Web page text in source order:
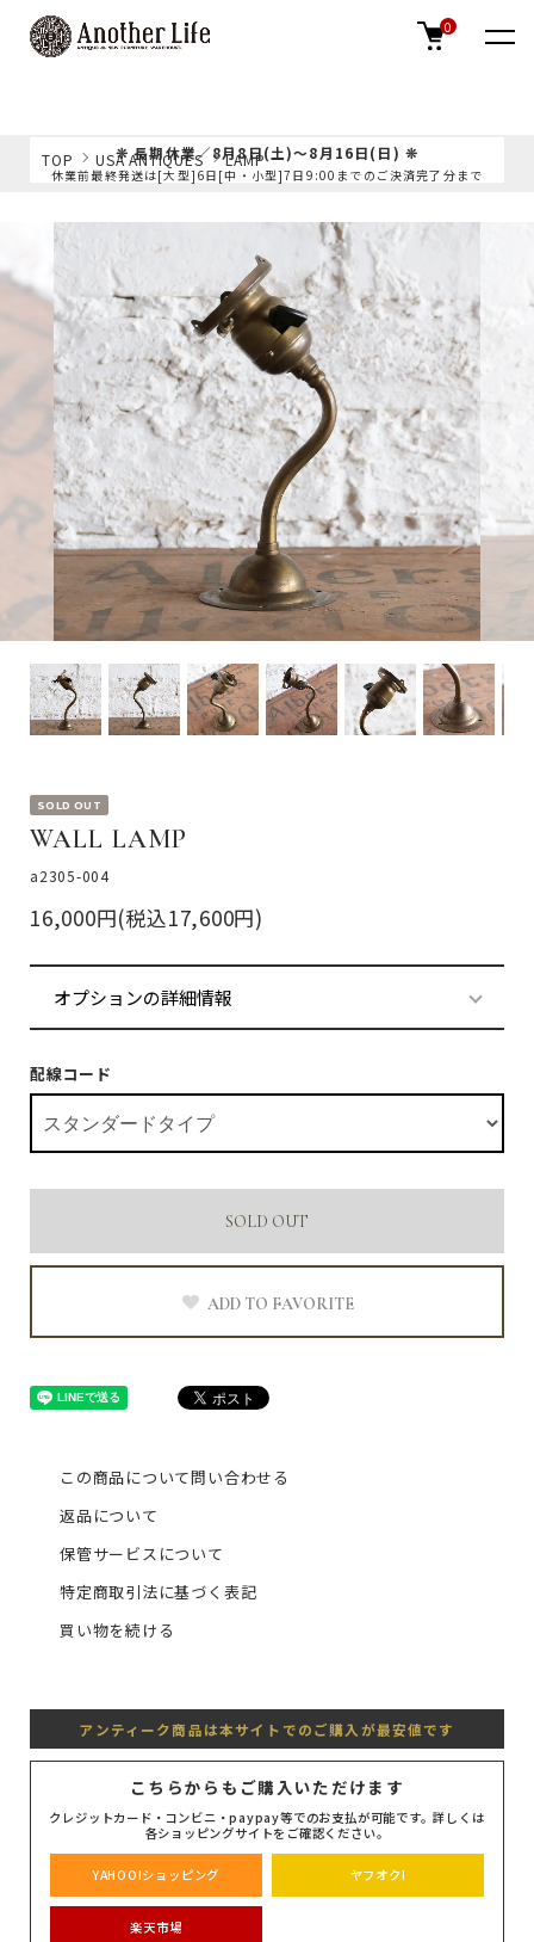
0
❊ 長期休業／8月8日(土)～8月16日(日) ❊
休業前最終発送は[大型]6日[中・小型]7日9:00までのご決済完了分まで
TOP USA ANTIQUES LAMP
SOLD OUT
WALL LAMP
a2305-004
16,000円(税込17,600円)
オプションの詳細情報
配線コード
SOLD OUT
ADD TO FAVORITE
この商品について問い合わせる
返品について
保管サービスについて
特定商取引法に基づく表記
買い物を続ける
アンティーク商品は本サイトでのご購入が最安値です
こちらからもご購入いただけます
クレジットカード・コンビニ・paypay等でのお支払が可能です。詳しくは
各ショッピングサイトをご確認ください。
YAHOO!ショッピング ヤフオク!
楽天市場